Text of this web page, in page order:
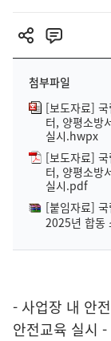
첨부파일
[보도자료]
터, 양평소방
실시.hwpx
[보도자료]
터, 양평소방
실시.pdf
[붙임자료]
2025년 합동
- 사업장 내 안
안전교육 실시 -